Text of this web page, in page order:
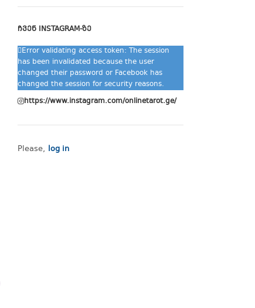
ᲩᲕᲔᲜ INSTAGRAM-ᲖᲔ
Error validating access token: The session
has been invalidated because the user
changed their password or Facebook has
changed the session for security reasons.
https://www.instagram.com/onlinetarot.ge/
Please, log in